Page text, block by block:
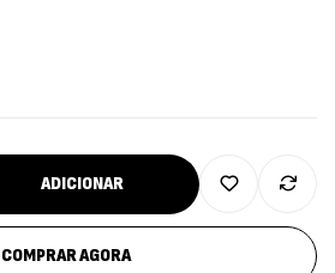
ADICIONAR
COMPRAR AGORA